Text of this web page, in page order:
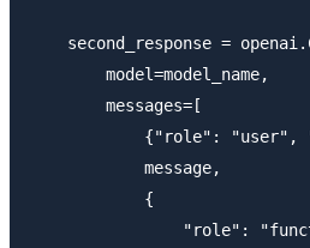
second_response =
        model=model_name,
        messages=[
{"role": "user",
            message,
            {
"role":